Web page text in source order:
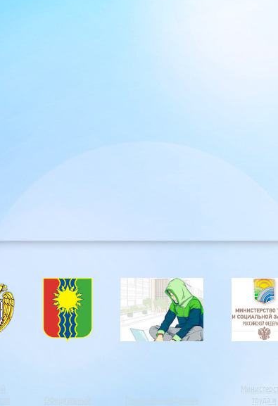
Официальный
ПерсональныеДанные
труда и